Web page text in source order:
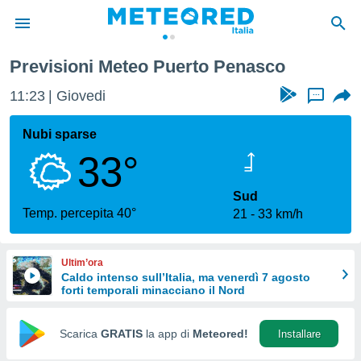
di
per
le
di
Web
Previsioni Meteo Puerto Penasco
11:23 Giovedi ...
Nubi sparse
33°
Temp. percepita 40°
Sud
21
33 km/h
Ultim’ora
Caldo intenso sull’Italia, ma venerdì 7 agosto
forti temporali minacciano il Nord
Scarica GRATIS la app di Meteored! Installare